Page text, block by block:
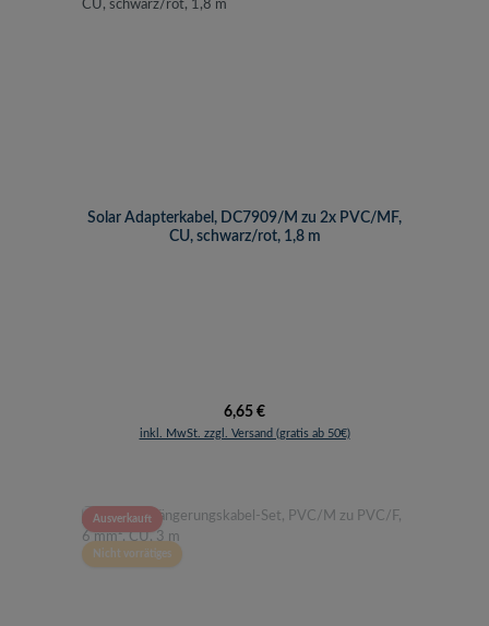
Solar Adapterkabel, DC7909/M zu 2x PVC/MF,
CU, schwarz/rot, 1,8 m
Regulärer Preis:
6,65 €
inkl. MwSt. zzgl. Versand (gratis ab 50€)
Ausverkauft
Nicht vorrätiges